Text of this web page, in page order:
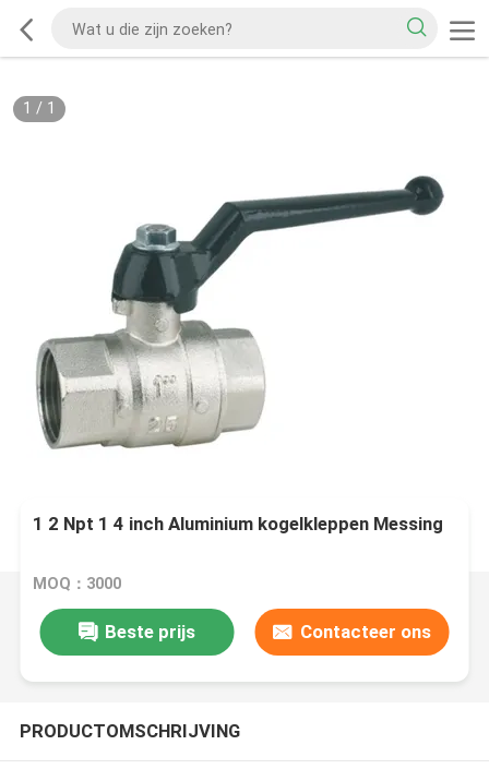
1 / 1
1 2 Npt 1 4 inch Aluminium kogelkleppen Messing
MOQ：3000
Beste prijs Contacteer ons
PRODUCTOMSCHRIJVING